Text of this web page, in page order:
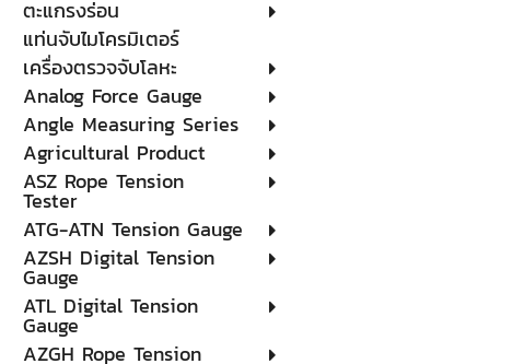
ตะแกรงร่อน
แท่นจับไมโครมิเตอร์
เครื่องตรวจจับโลหะ
Analog Force Gauge
Angle Measuring Series
Agricultural Product
ASZ Rope Tension
Tester
ATG-ATN Tension Gauge
AZSH Digital Tension
Gauge
ATL Digital Tension
Gauge
AZGH Rope Tension